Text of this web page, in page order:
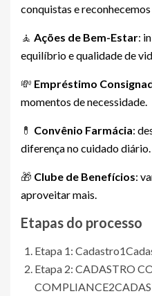
conquistas e
🧘 Ações de Bem-Estar:
equilíbrio e qualidade de
💸 Empréstimo
momentos de necessidade.
💊 Convênio Farmácia:
diferença no cuidado diário.
🎁 Clube de Benefícios:
aproveitar mais.
Etapas do processo
Etapa 1: Cadastro1
Etapa 2: CADASTRO
COMPLIANCE2